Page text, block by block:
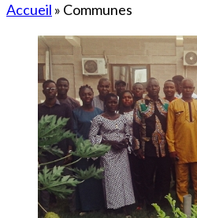
Accueil » Communes